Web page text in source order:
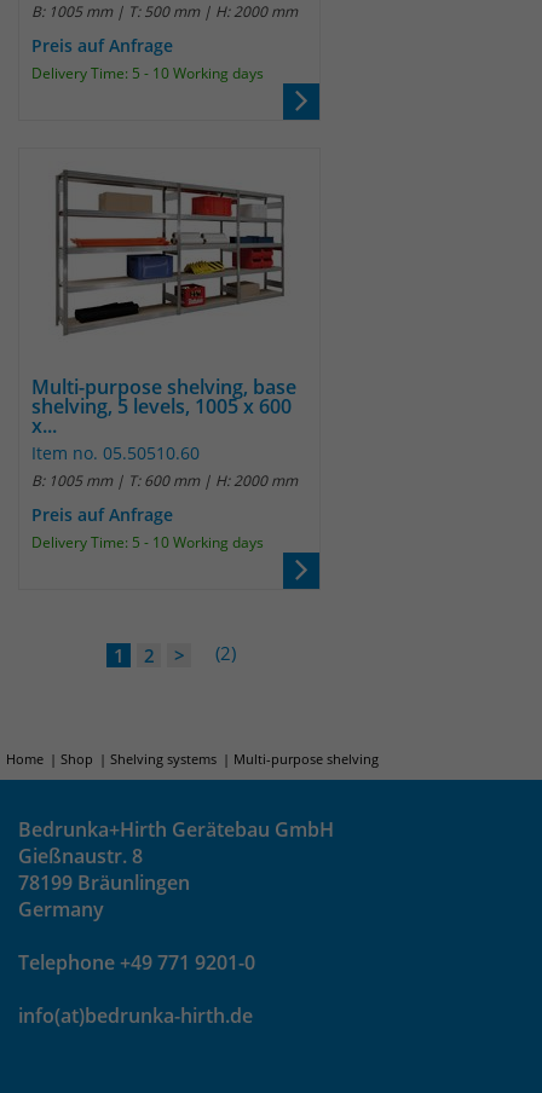
B: 1005 mm | T: 500 mm | H: 2000 mm
Preis auf Anfrage
Delivery Time: 5 - 10 Working days
Multi-purpose shelving, base
shelving, 5 levels, 1005 x 600
x...
Item no. 05.50510.60
B: 1005 mm | T: 600 mm | H: 2000 mm
Preis auf Anfrage
Delivery Time: 5 - 10 Working days
1 2 > (2)
Home Shop Shelving systems Multi-purpose shelving
Bedrunka+Hirth Gerätebau GmbH
Gießnaustr. 8
78199 Bräunlingen
Germany
Telephone +49 771 9201-0
info(at)bedrunka-hirth.de